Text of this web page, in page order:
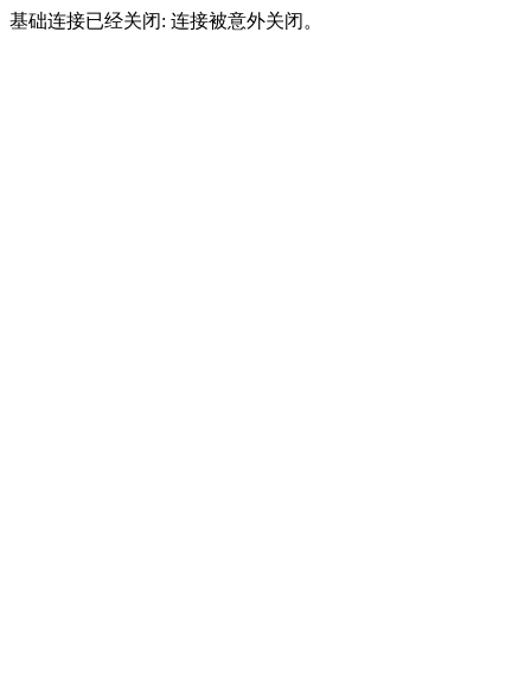
基础连接已经关闭: 连接被意外关闭。